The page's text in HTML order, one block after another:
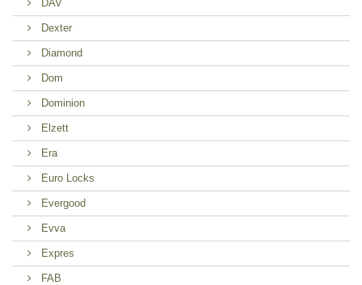
DAV
Dexter
Diamond
Dom
Dominion
Elzett
Era
Euro Locks
Evergood
Evva
Expres
FAB